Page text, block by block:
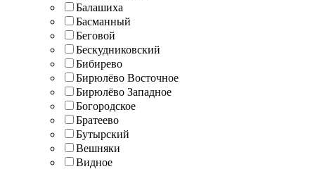
Балашиха
Басманный
Беговой
Бескудниковский
Бибирево
Бирюлёво Восточное
Бирюлёво Западное
Богородское
Братеево
Бутырский
Вешняки
Видное